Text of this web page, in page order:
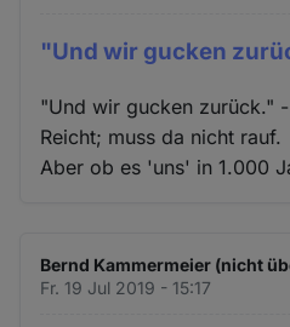
"Und wir gucken
"Und wir gucken zurück."
Reicht; muss da nicht rauf.
Aber ob es 'uns' in 1.000
Bernd Kammermeier (nicht
Fr. 19 Jul 2019 - 15:17